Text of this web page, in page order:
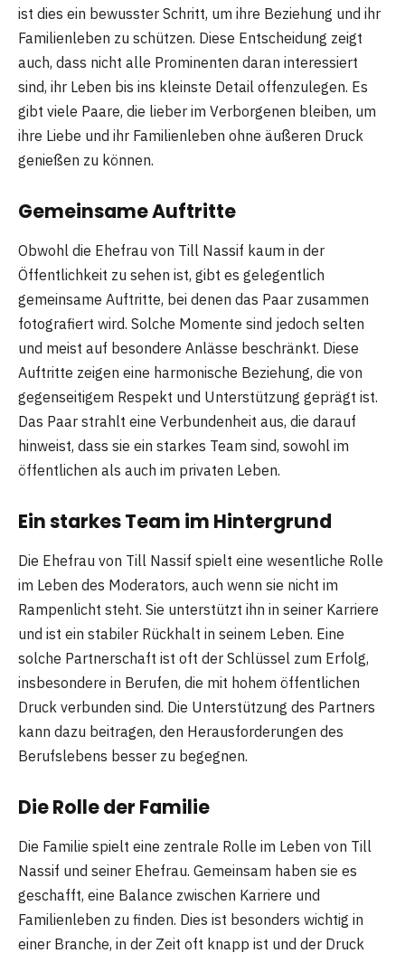
ist dies ein bewusster Schritt, um ihre Beziehung und ihr
Familienleben zu schützen. Diese Entscheidung zeigt
auch, dass nicht alle Prominenten daran interessiert
sind, ihr Leben bis ins kleinste Detail offenzulegen. Es
gibt viele Paare, die lieber im Verborgenen bleiben, um
ihre Liebe und ihr Familienleben ohne äußeren Druck
genießen zu können.
Gemeinsame Auftritte
Obwohl die Ehefrau von Till Nassif kaum in der
Öffentlichkeit zu sehen ist, gibt es gelegentlich
gemeinsame Auftritte, bei denen das Paar zusammen
fotografiert wird. Solche Momente sind jedoch selten
und meist auf besondere Anlässe beschränkt. Diese
Auftritte zeigen eine harmonische Beziehung, die von
gegenseitigem Respekt und Unterstützung geprägt ist.
Das Paar strahlt eine Verbundenheit aus, die darauf
hinweist, dass sie ein starkes Team sind, sowohl im
öffentlichen als auch im privaten Leben.
Ein starkes Team im Hintergrund
Die Ehefrau von Till Nassif spielt eine wesentliche Rolle
im Leben des Moderators, auch wenn sie nicht im
Rampenlicht steht. Sie unterstützt ihn in seiner Karriere
und ist ein stabiler Rückhalt in seinem Leben. Eine
solche Partnerschaft ist oft der Schlüssel zum Erfolg,
insbesondere in Berufen, die mit hohem öffentlichen
Druck verbunden sind. Die Unterstützung des Partners
kann dazu beitragen, den Herausforderungen des
Berufslebens besser zu begegnen.
Die Rolle der Familie
Die Familie spielt eine zentrale Rolle im Leben von Till
Nassif und seiner Ehefrau. Gemeinsam haben sie es
geschafft, eine Balance zwischen Karriere und
Familienleben zu finden. Dies ist besonders wichtig in
einer Branche, in der Zeit oft knapp ist und der Druck